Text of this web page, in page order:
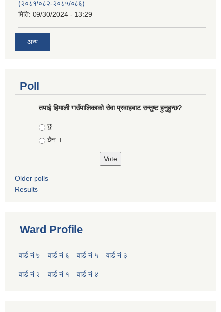
(२०८१/०८२-२०८५/०८६)
मिति: 09/30/2024 - 13:29
अन्य
Poll
तपाई हिमाली गाउँपालिकाको सेवा प्रवाहबाट सन्तुष्ट हुनुहुन्छ?
Choices
छु
छैन ।
Older polls
Results
Ward Profile
वार्ड नं ७ वार्ड नं ६ वार्ड नं ५ वार्ड नं ३
वार्ड नं २ वार्ड नं १ वार्ड नं ४